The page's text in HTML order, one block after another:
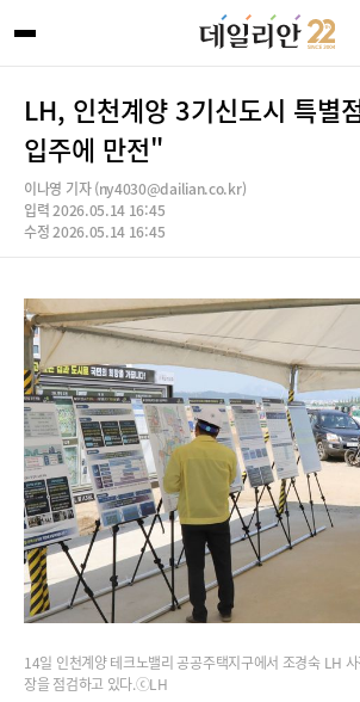
LH, 인천계양 3기신도시 특
입주에 만전"
이나영 기자 (ny4030@dailian.co.kr)
입력 2026.05.14 16:45
수정 2026.05.14 16:45
14일 인천계양 테크노밸리 공공주택지구에서 조경숙 LH
장을 점검하고 있다.ⓒLH